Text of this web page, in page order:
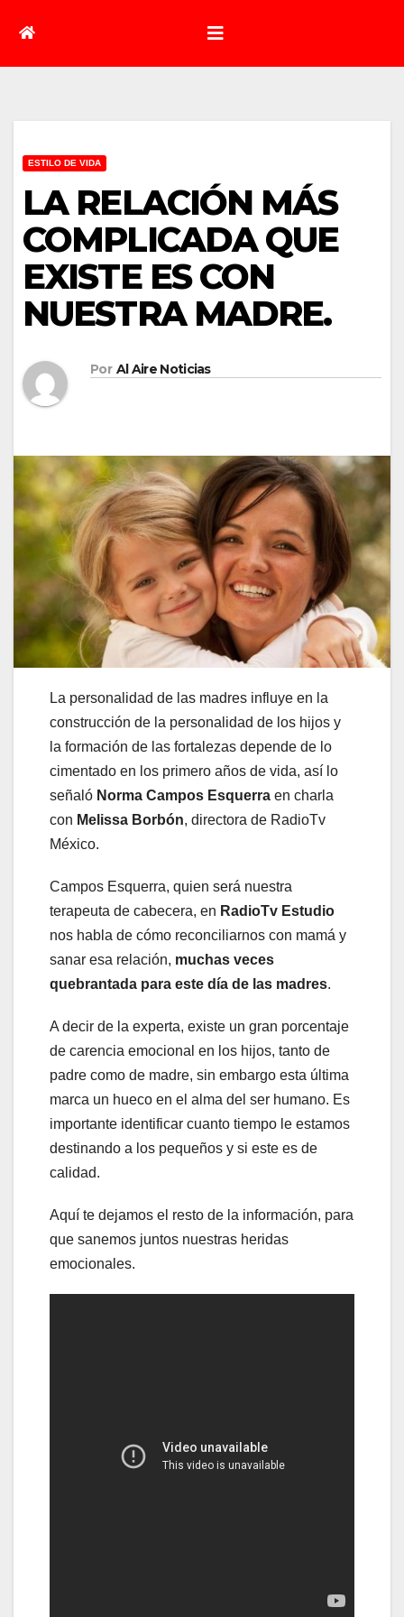
ESTILO DE VIDA
LA RELACIÓN MÁS
COMPLICADA QUE
EXISTE ES CON
NUESTRA MADRE.
Por Al Aire Noticias
La personalidad de las madres influye en la
construcción de la personalidad de los hijos y
la formación de las fortalezas depende de lo
cimentado en los primero años de vida, así lo
señaló Norma Campos Esquerra en charla
con Melissa Borbón, directora de RadioTv
México.
Campos Esquerra, quien será nuestra
terapeuta de cabecera, en RadioTv Estudio
nos habla de cómo reconciliarnos con mamá y
sanar esa relación, muchas veces
quebrantada para este día de las madres.
A decir de la experta, existe un gran porcentaje
de carencia emocional en los hijos, tanto de
padre como de madre, sin embargo esta última
marca un hueco en el alma del ser humano. Es
importante identificar cuanto tiempo le estamos
destinando a los pequeños y si este es de
calidad.
Aquí te dejamos el resto de la información, para
que sanemos juntos nuestras heridas
emocionales.